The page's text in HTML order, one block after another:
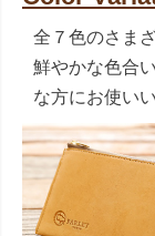
全７色のさま
鮮やかな色合
な方にお使い